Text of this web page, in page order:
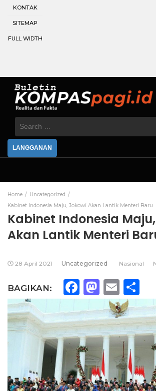
KONTAK
SITEMAP
FULL WIDTH
Search
LANGGANAN
Home
Uncategorized
Kabinet Indonesia Maju, Jokowi Akan Lantik Menteri Baru
Kabinet Indonesia
Akan Lantik Menteri
28 April 2021 Uncategorized Nasional
BAGIKAN: Facebook
Email